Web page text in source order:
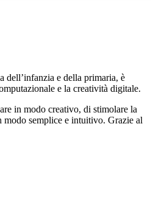
dell’infanzia e della primaria, è
e la creatività digitale.
in modo creativo, di stimolare la
modo semplice e intuitivo. Grazie al